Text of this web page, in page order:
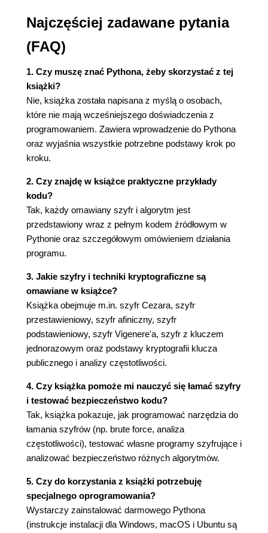
Kilka prostych wyrażeń matematycznych 40
Wartości całkowite i wartości
Wyrażenia 41
Obliczanie wartości wyrażeń 42
Przechowywanie wartości w zmiennych 43
Nadpisywanie zmiennej 45
Nazwy zmiennych 46
Podsumowanie 47
3. Ciągi tekstowe i tworzenie programów 49
Praca z tekstem przy użyciu wartości w postaci
ciągu tekstowego 50
Konkatenacja ciągu tekstowego za pomocą
operatora + 51
Replikacja ciągu tekstowego przy użyciu
Pobieranie znaków z ciągu tekstowego przy
użyciu indeksów 53
Wyświetlanie wartości za pomocą funkcji print() 56
Wyświetlanie znaków sterujących 57
Apostrof i cudzysłów 58
Tworzenie programów w edytorze pliku IDLE 59
Kod źródłowy programu typu Witaj, świecie! 59
Sprawdzanie kodu źródłowego za pomocą
narzędzia Online Diff Tool 61
Użycie środowiska IDLE w celu późniejszego
uzyskania dostępu do programu 62
Zapisywanie programu 62
Uruchamianie programu 63
64
W jaki sposób działa program Witaj, świecie!? 64
Komentarze 64
Wyświetlanie wskazówek dla użytkownika 65
Najczęściej zadawane pytania
(FAQ)
1. Czy muszę znać Pythona, żeby skorzystać z tej
książki?
Nie, książka została napisana z myślą o osobach,
które nie mają wcześniejszego doświadczenia z
programowaniem. Zawiera wprowadzenie do Pythona
oraz wyjaśnia wszystkie potrzebne podstawy krok po
kroku.
2. Czy znajdę w książce praktyczne przykłady
kodu?
Tak, każdy omawiany szyfr i algorytm jest
przedstawiony wraz z pełnym kodem źródłowym w
Pythonie oraz szczegółowym omówieniem działania
programu.
3. Jakie szyfry i techniki kryptograficzne są
omawiane w książce?
Książka obejmuje m.in. szyfr Cezara, szyfr
przestawieniowy, szyfr afiniczny, szyfr
podstawieniowy, szyfr Vigenere'a, szyfr z kluczem
jednorazowym oraz podstawy kryptografii klucza
publicznego i analizy częstotliwości.
4. Czy książka pomoże mi nauczyć się łamać szyfry
i testować bezpieczeństwo kodu?
Tak, książka pokazuje, jak programować narzędzia do
łamania szyfrów (np. brute force, analiza
częstotliwości), testować własne programy szyfrujące i
analizować bezpieczeństwo różnych algorytmów.
5. Czy do korzystania z książki potrzebuję
specjalnego oprogramowania?
Wystarczy zainstalować darmowego Pythona
(instrukcje instalacji dla Windows, macOS i Ubuntu są